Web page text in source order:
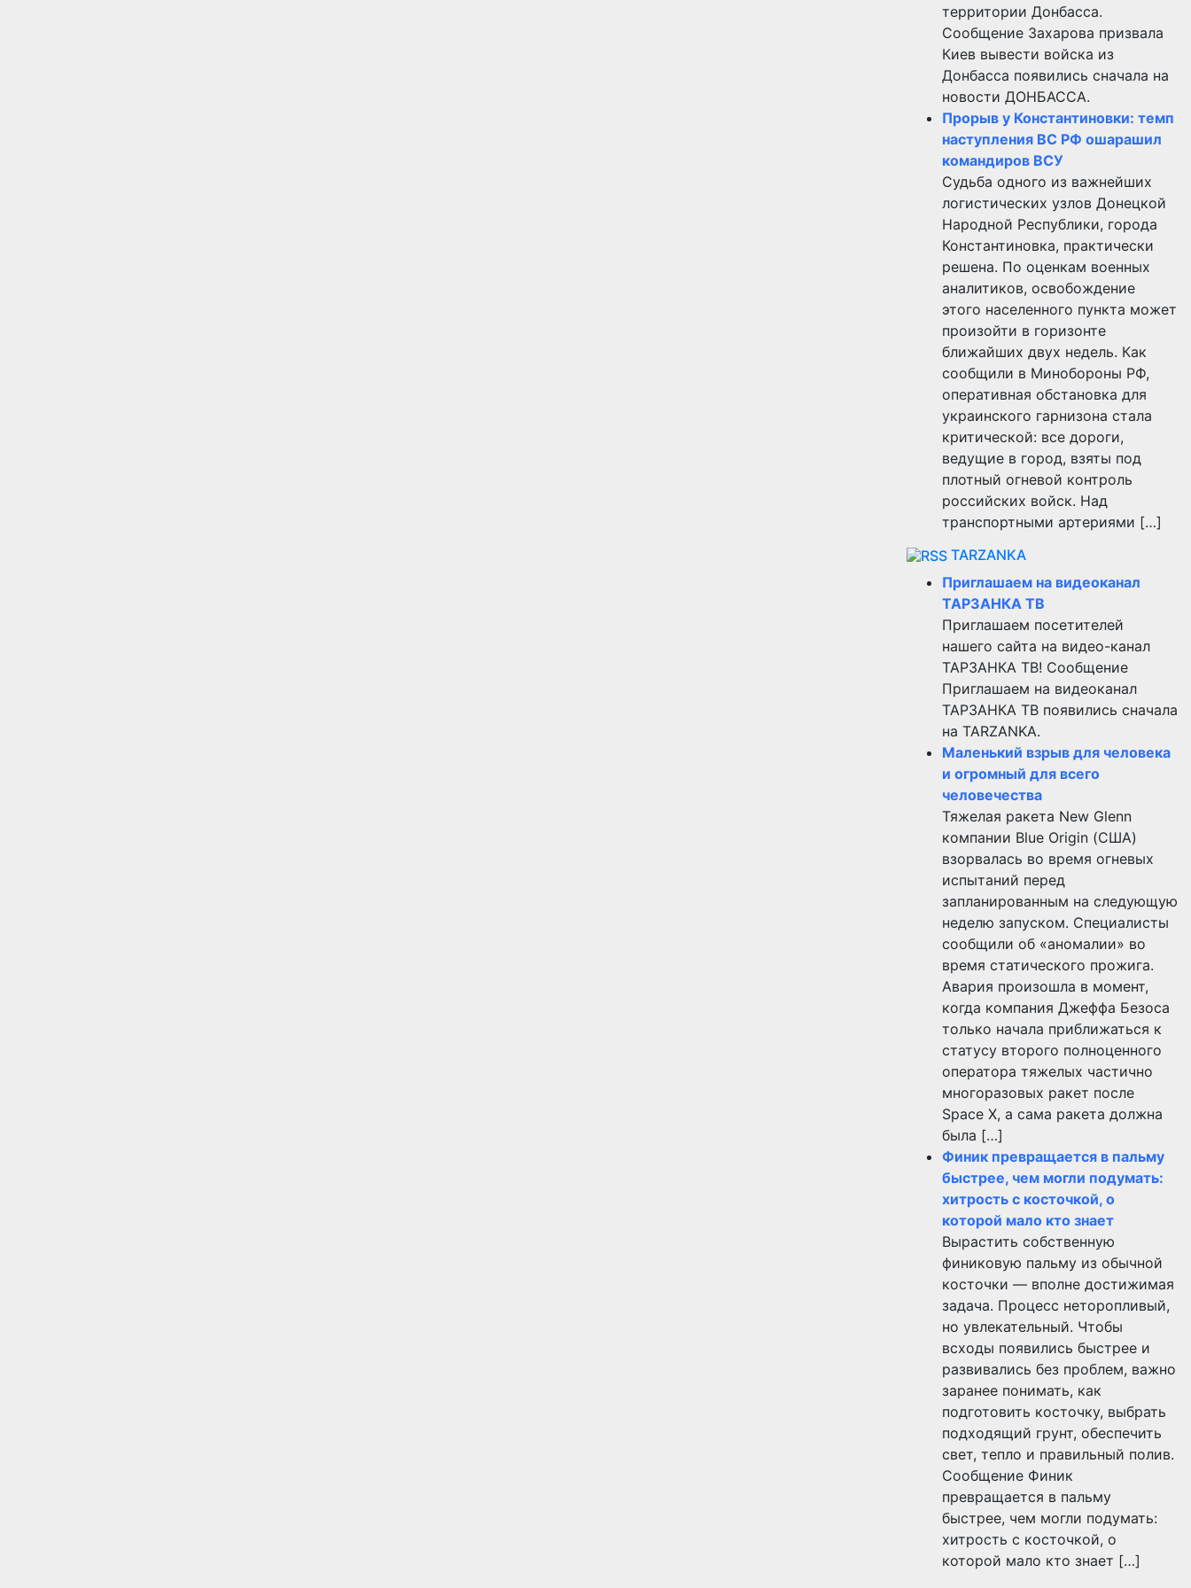
территории Донбасса.
Сообщение Захарова призвала
Киев вывести войска из
Донбасса появились сначала на
новости ДОНБАССА.
Прорыв у Константиновки: темп
наступления ВС РФ ошарашил
командиров ВСУ
Судьба одного из важнейших
логистических узлов Донецкой
Народной Республики, города
Константиновка, практически
решена. По оценкам военных
аналитиков, освобождение
этого населенного пункта может
произойти в горизонте
ближайших двух недель. Как
сообщили в Минобороны РФ,
оперативная обстановка для
украинского гарнизона стала
критической: все дороги,
ведущие в город, взяты под
плотный огневой контроль
российских войск. Над
транспортными артериями […]
TARZANKA
Приглашаем на видеоканал
ТАРЗАНКА ТВ
Приглашаем посетителей
нашего сайта на видео-канал
ТАРЗАНКА ТВ! Сообщение
Приглашаем на видеоканал
ТАРЗАНКА ТВ появились сначала
на TARZANKA.
Маленький взрыв для человека
и огромный для всего
человечества
Тяжелая ракета New Glenn
компании Blue Origin (США)
взорвалась во время огневых
испытаний перед
запланированным на следующую
неделю запуском. Специалисты
сообщили об «аномалии» во
время статического прожига.
Авария произошла в момент,
когда компания Джеффа Безоса
только начала приближаться к
статусу второго полноценного
оператора тяжелых частично
многоразовых ракет после
Space X, а сама ракета должна
была […]
Финик превращается в пальму
быстрее, чем могли подумать:
хитрость с косточкой, о
которой мало кто знает
Вырастить собственную
финиковую пальму из обычной
косточки — вполне достижимая
задача. Процесс неторопливый,
но увлекательный. Чтобы
всходы появились быстрее и
развивались без проблем, важно
заранее понимать, как
подготовить косточку, выбрать
подходящий грунт, обеспечить
свет, тепло и правильный полив.
Сообщение Финик
превращается в пальму
быстрее, чем могли подумать:
хитрость с косточкой, о
которой мало кто знает […]